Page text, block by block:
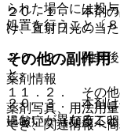
２０．１． 本剤の
け、直射日光の当
２０．２． 開封後
と。
２０．３． 本剤は
においが異なるこ
られた場合には投
処置を行うこと〔
その他の副作用
１１．２． その他
過敏症：（頻度不
薬剤情報
薬剤写真、用法用
でき、関連情報へ